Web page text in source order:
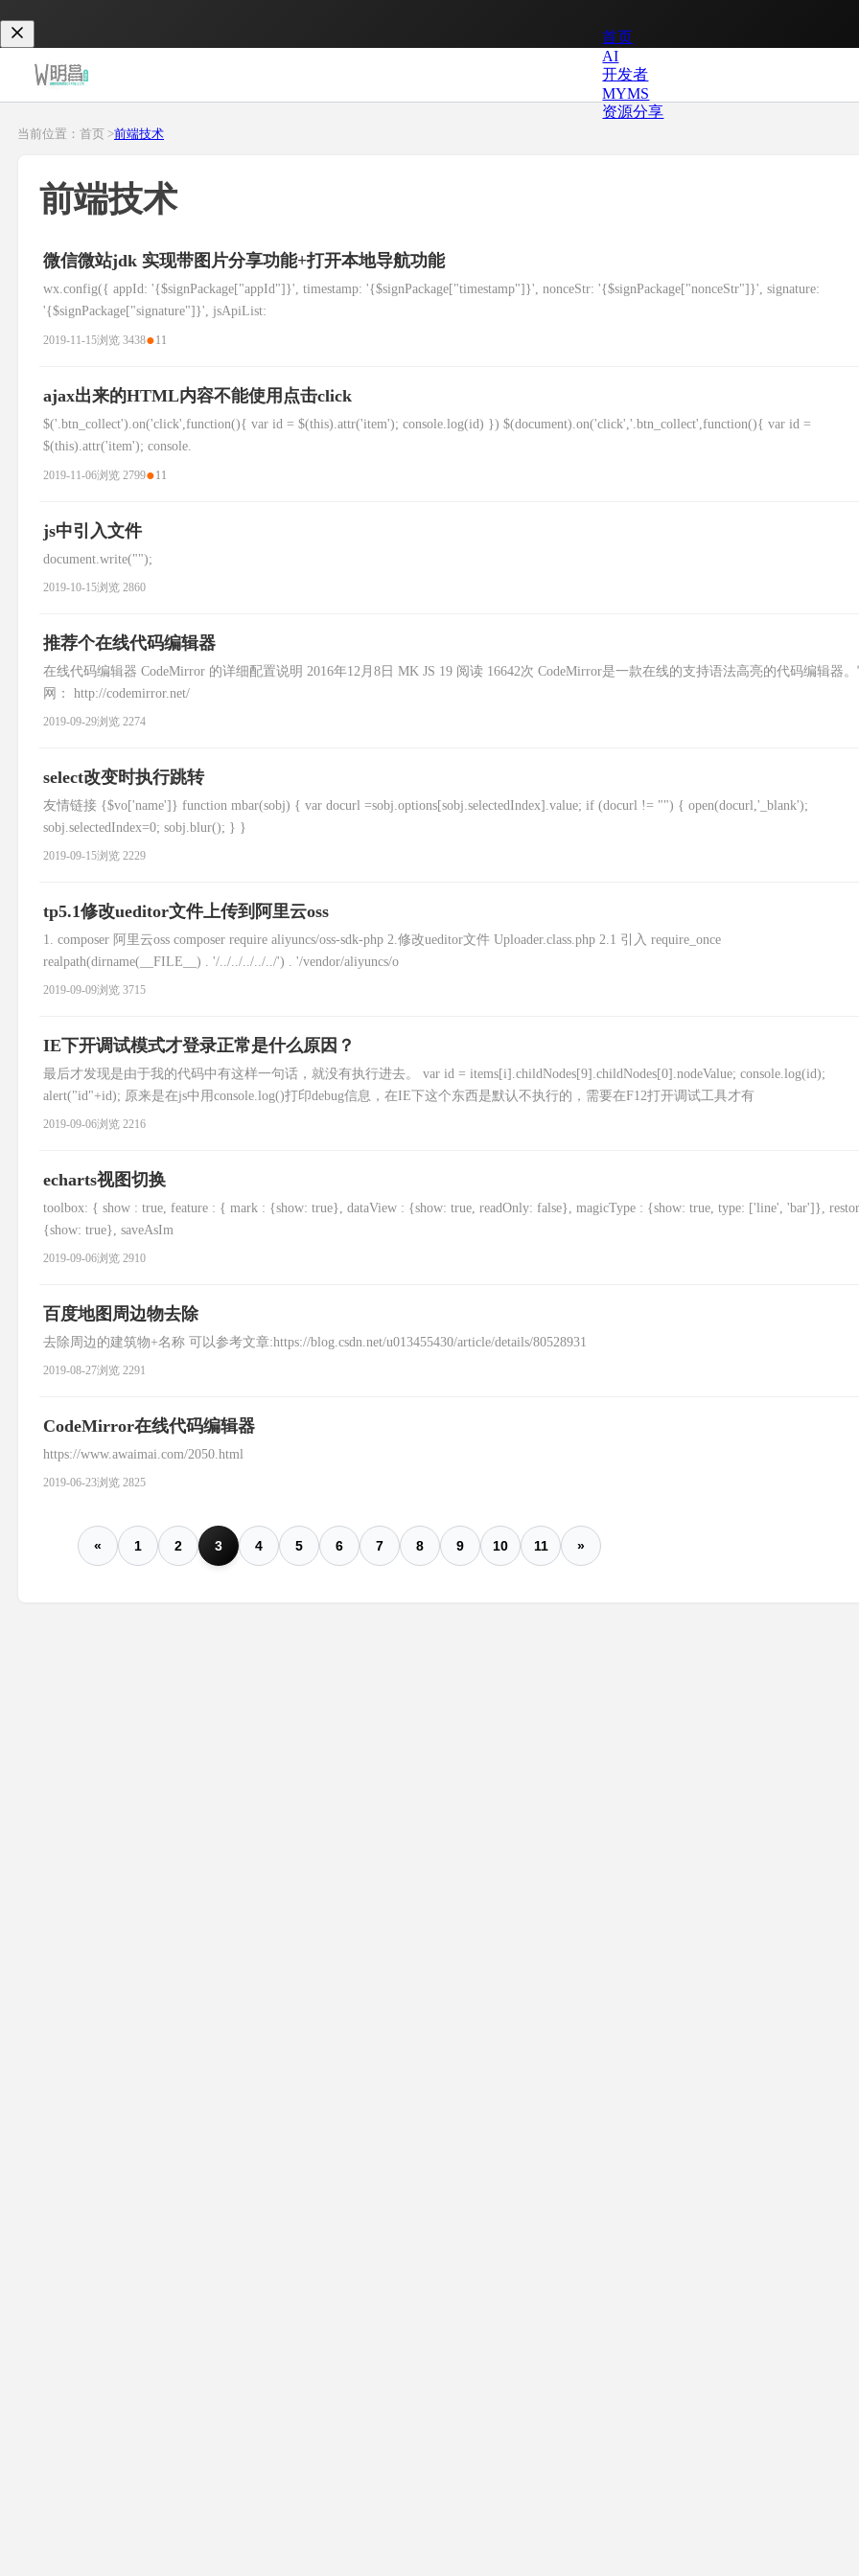
首页
AI
开发者
MYMS
资源分享
当前位置：首页 >前端技术
前端技术
微信微站jdk 实现带图片分享功能+打开本地导航功能
wx.config({ appId: '{$signPackage["appId"]}', timestamp: '{$signPackage["timestamp"]}', nonceStr: '{$signPackage["nonceStr"]}', signature:
'{$signPackage["signature"]}', jsApiList:
2019-11-15浏览 3438●11
ajax出来的HTML内容不能使用点击click
$('.btn_collect').on('click',function(){ var id = $(this).attr('item'); console.log(id) }) $(document).on('click','.btn_collect',function(){ var id =
$(this).attr('item'); console.
2019-11-06浏览 2799●11
js中引入文件
document.write("");
2019-10-15浏览 2860
推荐个在线代码编辑器
在线代码编辑器 CodeMirror 的详细配置说明 2016年12月8日 MK JS 19 阅读 16642次 CodeMirror是一款在线的支持语法高亮的代码编辑器
网： http://codemirror.net/
2019-09-29浏览 2274
select改变时执行跳转
友情链接 {$vo['name']} function mbar(sobj) { var docurl =sobj.options[sobj.selectedIndex].value; if (docurl != "") { open(docurl,'_blank');
sobj.selectedIndex=0; sobj.blur(); } }
2019-09-15浏览 2229
tp5.1修改ueditor文件上传到阿里云oss
1. composer 阿里云oss composer require aliyuncs/oss-sdk-php 2.修改ueditor文件 Uploader.class.php 2.1 引入 require_once
realpath(dirname(__FILE__) . '/../../../../../') . '/vendor/aliyuncs/o
2019-09-09浏览 3715
IE下开调试模式才登录正常是什么原因？
最后才发现是由于我的代码中有这样一句话，就没有执行进去。 var id = items[i].childNodes[9].childNodes[0].nodeValue; console.log(id);
alert("id"+id); 原来是在js中用console.log()打印debug信息，在IE下这个东西是默认不执行的，需要在F12打开调试工具才有
2019-09-06浏览 2216
echarts视图切换
toolbox: { show : true, feature : { mark : {show: true}, dataView : {show: true, readOnly: false}, magicType : {show: true, type: ['line', 'bar']},
{show: true}, saveAsIm
2019-09-06浏览 2910
百度地图周边物去除
去除周边的建筑物+名称 可以参考文章:https://blog.csdn.net/u013455430/article/details/80528931
2019-08-27浏览 2291
CodeMirror在线代码编辑器
https://www.awaimai.com/2050.html
2019-06-23浏览 2825
« 1 2 3 4 5 6 7 8 9 10 11 »